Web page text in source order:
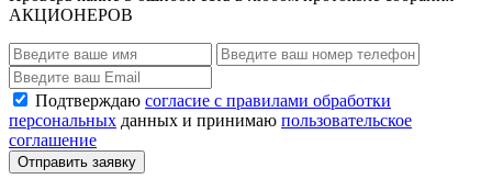
АКЦИОНЕРОВ
Подтверждаю согласие с правилами обработки
персональных данных и принимаю пользовательское
соглашение
Отправить заявку